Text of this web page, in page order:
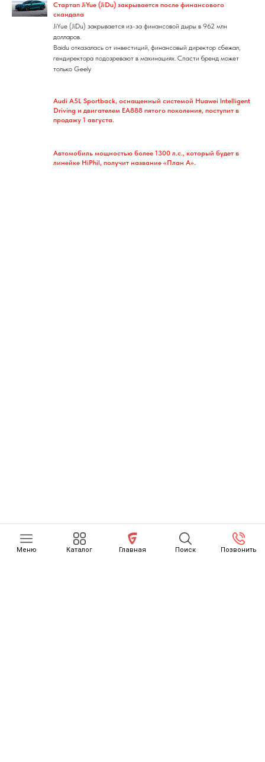
Меню Каталог Главная Поиск Позвонить
Стартап JiYue (JiDu) закрывается после финансового
скандала
JiYue (JiDu) закрывается из-за финансовой дыры в 962 млн
долларов.
Baidu отказалась от инвестиций, финансовый директор сбежал,
гендиректора подозревают в махинациях. Спасти бренд может
только Geely
Audi A5L Sportback, оснащенный системой Huawei Intelligent
Driving и двигателем EA888 пятого поколения, поступит в
продажу 1 августа.
Автомобиль мощностью более 1300 л.с., который будет в
линейке HiPhil, получит название «План А».